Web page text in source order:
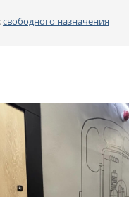
свободного назначения